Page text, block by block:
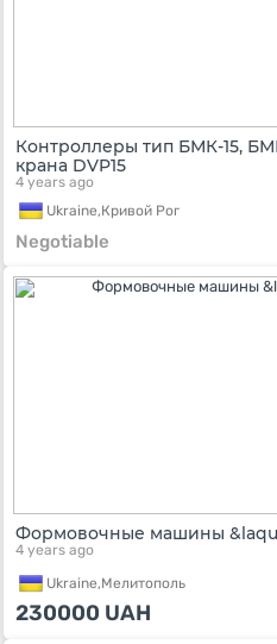
Контроллеры тип БМК-15,
крана DVP15
4 years ago
Ukraine,Кривой Рог
Negotiable
Формовочные машины
4 years ago
Ukraine,Мелитополь
230000 UAH